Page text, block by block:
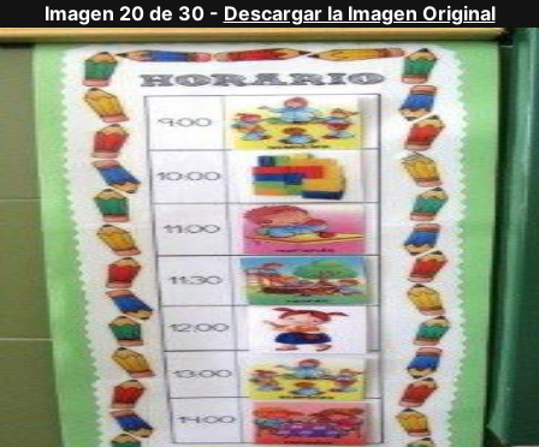
Imagen 20 de 30 - Descargar la Imagen Original